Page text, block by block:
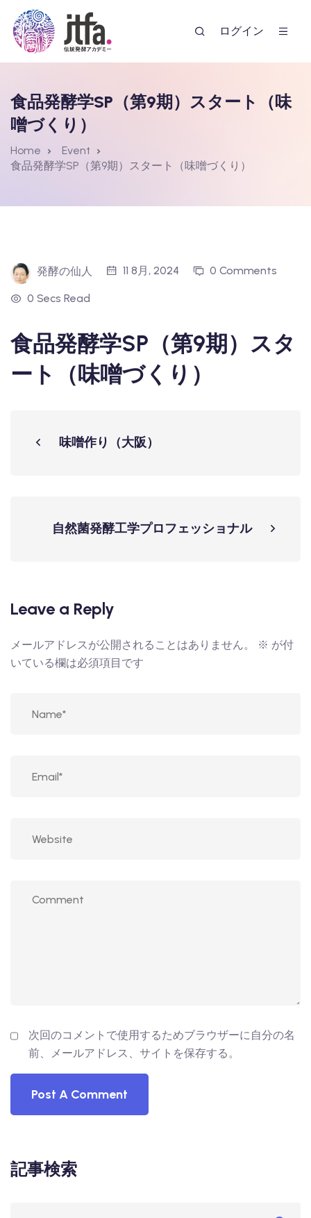
ログイン
食品発酵学SP（第9期）スタート（味
噌づくり）
Home
Event
食品発酵学SP（第9期）スタート（味噌づくり）
発酵の仙人 11 8月, 2024 0 Comments
0 Secs Read
食品発酵学SP（第9期）スタ
ート（味噌づくり）
味噌作り（大阪）
自然菌発酵工学プロフェッショナル
Leave a Reply
メールアドレスが公開されることはありません。 ※ が付
いている欄は必須項目です
次回のコメントで使用するためブラウザーに自分の名
前、メールアドレス、サイトを保存する。
記事検索